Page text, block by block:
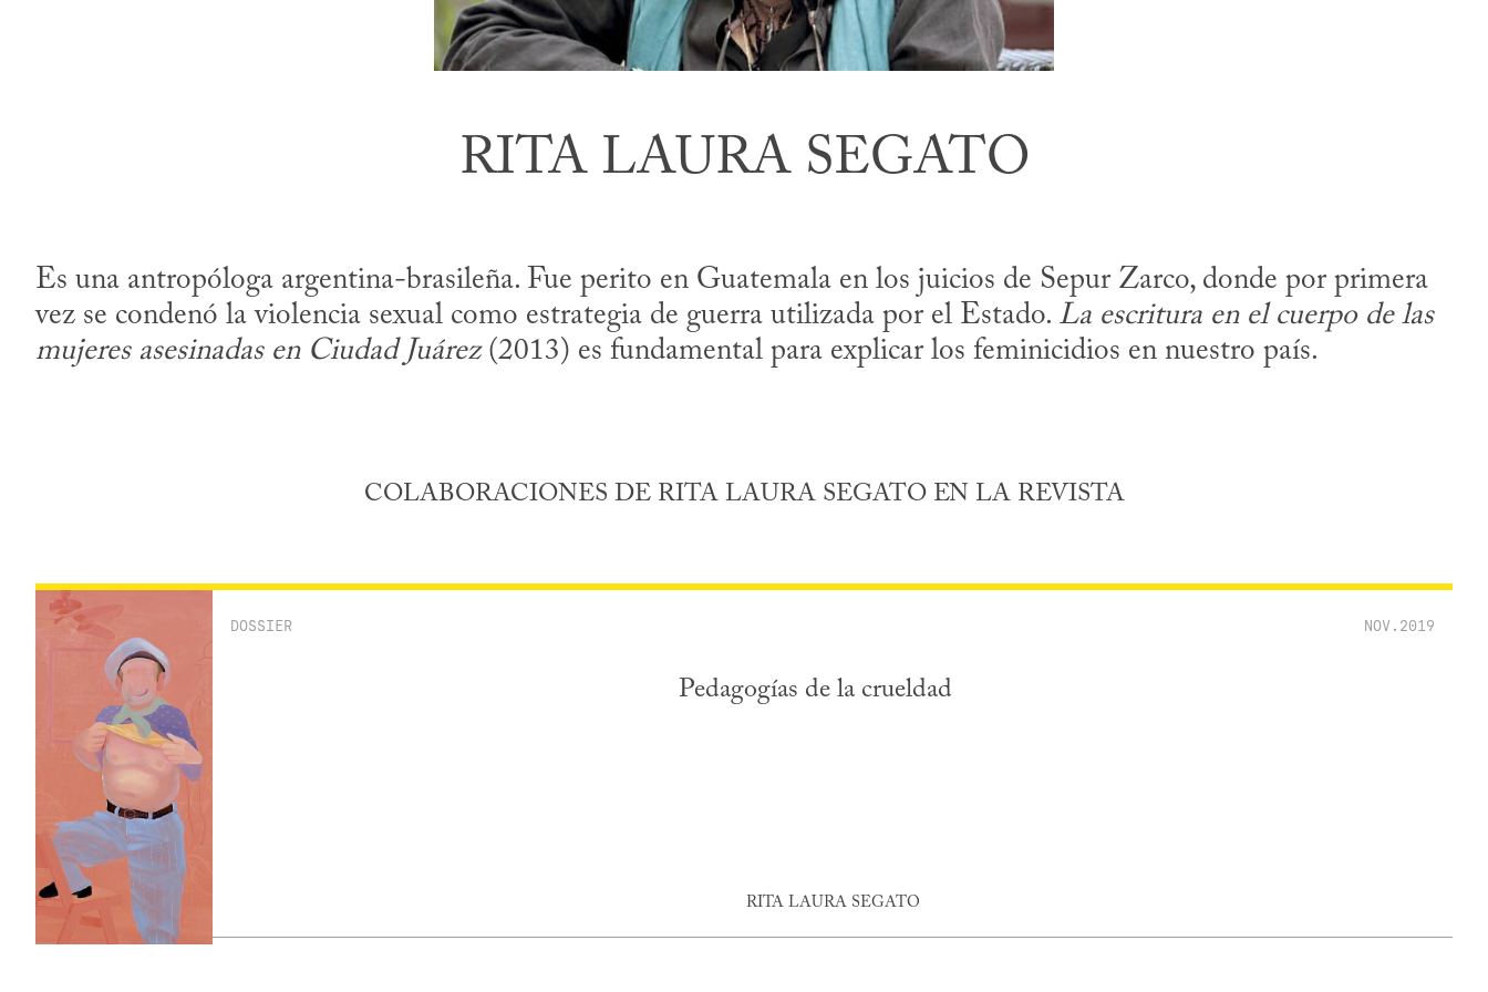
RITA LAURA SEGATO
Es una antropóloga argentina-brasileña. Fue perito en Guatemala en los juicios de Sepur Zarco, donde por primera
vez se condenó la violencia sexual como estrategia de guerra utilizada por el Estado. La escritura en el cuerpo de las
mujeres asesinadas en Ciudad Juárez(2013) es fundamental para explicar los feminicidios en nuestro país.
COLABORACIONES DE RITA LAURA SEGATO EN LA REVISTA
DOSSIER NOV.2019
Pedagogías de la crueldad
RITA LAURA SEGATO